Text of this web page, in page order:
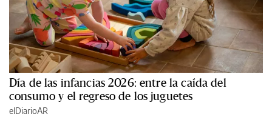
Día de las infancias 2026: entre la caída del
consumo y el regreso de los juguetes
elDiarioAR